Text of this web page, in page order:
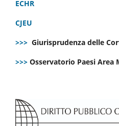
ECHR
CJEU
>>> Giurisprudenza delle
>>> Osservatorio Paesi Area